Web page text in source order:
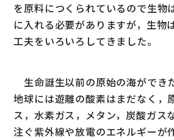
を原料につくられているので生物
に入れる必要がありますが，生物
工夫をいろいろしてきました。
生命誕生以前の原始の海ができ
地球には遊離の酸素はまだなく，
ス，水素ガス，メタン，炭酸ガス
注ぐ紫外線や放電のエネルギーが